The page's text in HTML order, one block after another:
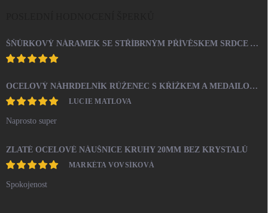
ŠŇŮRKOVÝ NÁRAMEK SE STŘÍBRNÝM PŘÍVĚSKEM SRDCE A KRYSTALY SWAROVSKI CRYSTAL (STŘÍBRO 925/1000)
OCELOVÝ NÁHRDELNÍK RŮŽENEC S KŘÍŽKEM A MEDAILONEM
LUCIE MATLOVA
Naprosto super
ZLATÉ OCELOVÉ NÁUŠNICE KRUHY 20MM BEZ KRYSTALŮ
MARKÉTA VOVSÍKOVÁ
Spokojenost